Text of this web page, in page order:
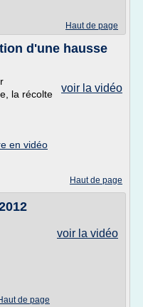
Haut de page
d'une hausse
voir la vidéo
la récolte
en vidéo
Haut de page
voir la vidéo
de page